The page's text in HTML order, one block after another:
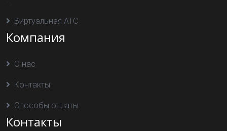
Виртуальная АТС
Компания
О нас
Контакты
Способы оплаты
Контакты